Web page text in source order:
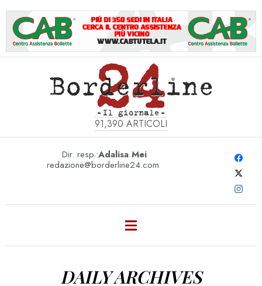
91,390 ARTICOLI
Dir. resp.:Adalisa Mei
redazione@borderline24.com
DAILY ARCHIVES